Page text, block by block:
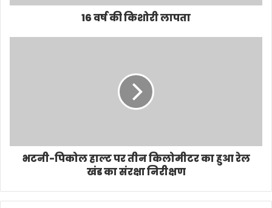
16 वर्ष की किशोरी लापता
भटनी-पिकोल हाल्ट पर तीन किलोमीटर का हुआ रेल
खंड का संरक्षा निरीक्षण